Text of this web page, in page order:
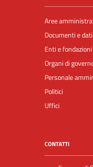
Aree
Documenti e dati
Enti e fondazioni
Organi di
Personale
Politici
Uffici
CONTATTI